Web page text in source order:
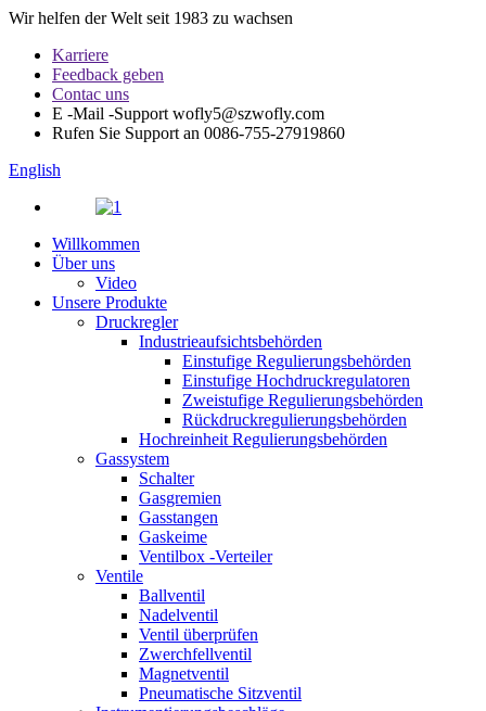
Wir helfen der Welt seit 1983 zu wachsen
Karriere
Feedback geben
Contac uns
E -Mail -Support wofly5@szwofly.com
Rufen Sie Support an 0086-755-27919860
English
Willkommen
Über uns
Video
Unsere Produkte
Druckregler
Industrieaufsichtsbehörden
Einstufige Regulierungsbehörden
Einstufige Hochdruckregulatoren
Zweistufige Regulierungsbehörden
Rückdruckregulierungsbehörden
Hochreinheit Regulierungsbehörden
Gassystem
Schalter
Gasgremien
Gasstangen
Gaskeime
Ventilbox -Verteiler
Ventile
Ballventil
Nadelventil
Ventil überprüfen
Zwerchfellventil
Magnetventil
Pneumatische Sitzventil